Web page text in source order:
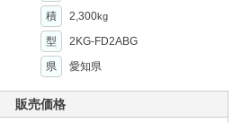
積 2,300kg
型
2KG-FD2ABG
県 愛知県
販売価格